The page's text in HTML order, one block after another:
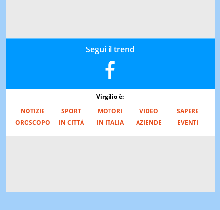
Segui il trend
Virgilio è:
NOTIZIE
SPORT MOTORI VIDEO
SAPERE
OROSCOPO
IN CITTÀ IN ITALIA AZIENDE EVENTI